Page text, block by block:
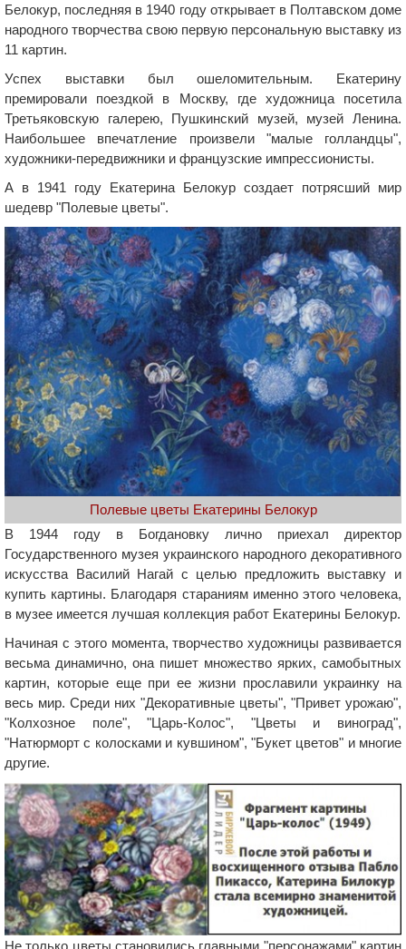
Белокур, последняя в 1940 году открывает в Полтавском доме
народного творчества свою первую персональную выставку из
11 картин.
Успех выставки был ошеломительным. Екатерину
премировали поездкой в Москву, где художница посетила
Третьяковскую галерею, Пушкинский музей, музей Ленина.
Наибольшее впечатление произвели "малые голландцы",
художники-передвижники и французские импрессионисты.
А в 1941 году Екатерина Белокур создает потрясший мир
шедевр "Полевые цветы".
Полевые цветы Екатерины Белокур
В 1944 году в Богдановку лично приехал директор
Государственного музея украинского народного декоративного
искусства Василий Нагай с целью предложить выставку и
купить картины. Благодаря стараниям именно этого человека,
в музее имеется лучшая коллекция работ Екатерины Белокур.
Начиная с этого момента, творчество художницы развивается
весьма динамично, она пишет множество ярких, самобытных
картин, которые еще при ее жизни прославили украинку на
весь мир. Среди них "Декоративные цветы", "Привет урожаю",
"Колхозное поле", "Царь-Колос", "Цветы и виноград",
"Натюрморт с колосками и кувшином", "Букет цветов" и многие
другие.